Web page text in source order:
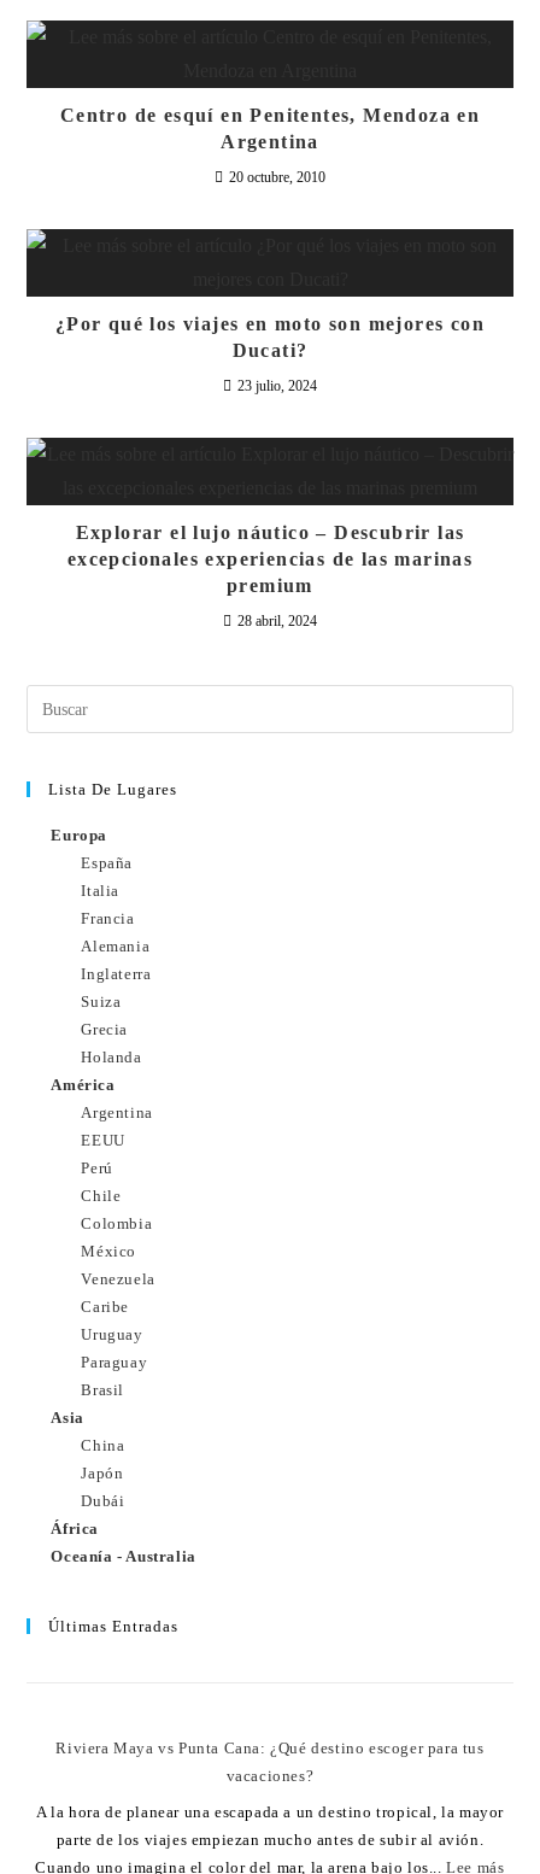
Centro de esquí en Penitentes, Mendoza en
Argentina
20 octubre, 2010
¿Por qué los viajes en moto son mejores con
Ducati?
23 julio, 2024
Explorar el lujo náutico – Descubrir las
excepcionales experiencias de las marinas
premium
28 abril, 2024
Lista De Lugares
Europa
España
Italia
Francia
Alemania
Inglaterra
Suiza
Grecia
Holanda
América
Argentina
EEUU
Perú
Chile
Colombia
México
Venezuela
Caribe
Uruguay
Paraguay
Brasil
Asia
China
Japón
Dubái
África
Oceanía - Australia
Últimas Entradas
Riviera Maya vs Punta Cana: ¿Qué destino escoger para tus
vacaciones?
A la hora de planear una escapada a un destino tropical, la mayor
parte de los viajes empiezan mucho antes de subir al avión.
Cuando uno imagina el color del mar, la arena bajo los...Lee más